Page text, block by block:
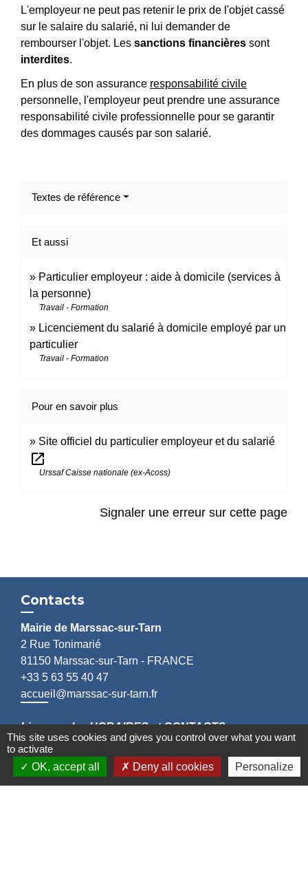
L'employeur ne peut pas retenir le prix de l'objet cassé
sur le salaire du salarié, ni lui demander de
rembourser l'objet. Les sanctions financières sont
interdites.
En plus de son assurance responsabilité civile
personnelle, l'employeur peut prendre une assurance
responsabilité civile professionnelle pour se garantir
des dommages causés par son salarié.
Textes de référence
Et aussi
Particulier employeur : aide à domicile (services à
la personne)
Travail - Formation
Licenciement du salarié à domicile employé par un
particulier
Travail - Formation
Pour en savoir plus
Site officiel du particulier employeur et du salarié
open_in_new
Urssaf Caisse nationale (ex-Acoss)
Signaler une erreur sur cette page
Contacts
Mairie de Marssac-sur-Tarn
2 Rue Tonimarié
81150 Marssac-sur-Tarn - FRANCE
+33 5 63 55 40 47
accueil@marssac-sur-tarn.fr
Lien vers les HORAIRES et CONTACTS
de chaque service
This site uses cookies and gives you control over what you want
to activate
OK, accept all
Deny all cookies Personalize